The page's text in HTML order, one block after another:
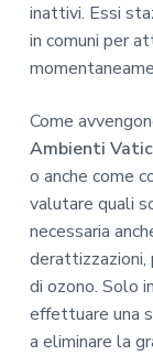
inattivi. Essi
in comuni per
Come
Ambienti
o anche come
valutare quali
necessaria
derattizzazioni,
di ozono. Solo
effettuare una
a eliminare la